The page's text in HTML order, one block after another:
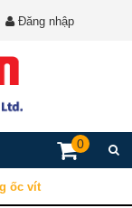
Đăng nhập
0
ốc vít